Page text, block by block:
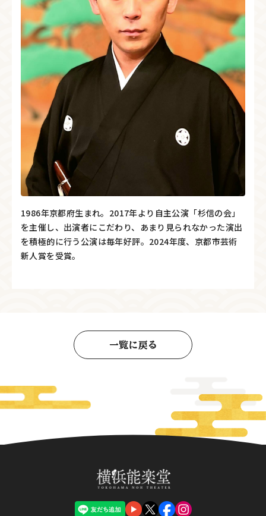
1986年京都府生まれ。2017年より自主公演「杉信の会」
を主催し、出演者にこだわり、あまり見られなかった演出
を積極的に行う公演は毎年好評。2024年度、京都市芸術
新人賞を受賞。
一覧に戻る